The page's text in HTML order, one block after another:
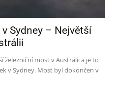
Sydney – Největší
železniční most v Austrálii a je to
v Sydney. Most byl dokončen v